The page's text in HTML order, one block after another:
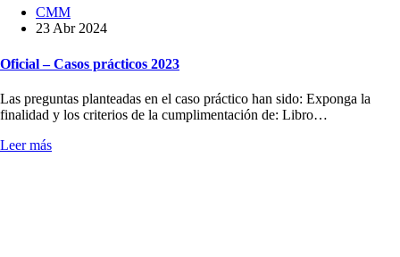
CMM
23 Abr 2024
Oficial – Casos prácticos 2023
Las preguntas planteadas en el caso práctico han sido: Exponga la
finalidad y los criterios de la cumplimentación de: Libro…
Leer más